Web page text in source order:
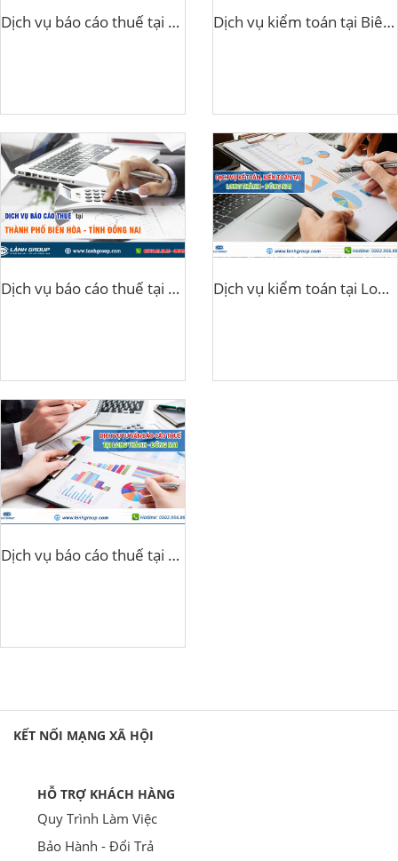
Dịch vụ báo cáo thuế tại Trảng Bom, Đồng Nai Dịch vụ kiểm toán tại Biên Hòa, Đồng Nai
Dịch vụ báo cáo thuế tại Biên Hòa, Đồng Nai Dịch vụ kiểm toán tại Long Thành Đồng Nai
Dịch vụ báo cáo thuế tại Long Thành Đồng Nai
KẾT NỐI MẠNG XÃ HỘI
HỖ TRỢ KHÁCH HÀNG
Quy Trình Làm Việc
Bảo Hành - Đổi Trả